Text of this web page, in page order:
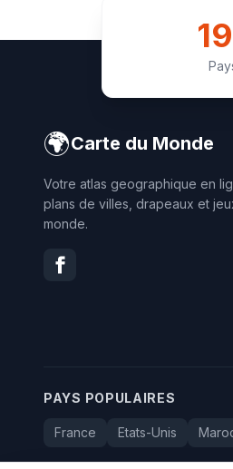
🌍Carte du Monde
Votre atlas geographique en
plans de villes, drapeaux et
monde.
PAYS POPULAIRES
France Etats-Unis